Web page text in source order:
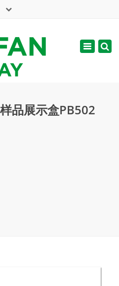
六: 7:00 - 17:00
Toggle
品展示盒PB502